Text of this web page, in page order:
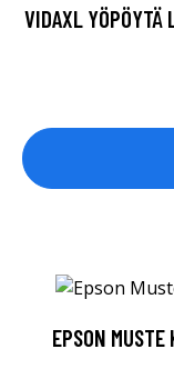
VIDAXL
EPSON